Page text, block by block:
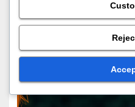
マッチアップデ
インナップ決定
手パフォーマン
略
FEB 10, 2026 著者：